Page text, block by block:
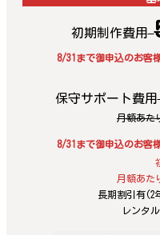
初期制作費用
8/31まで御申込のお客
保守サポート費用
月額あた
8/31まで御申込のお客
月額あた
長期割引有(2
レンタ